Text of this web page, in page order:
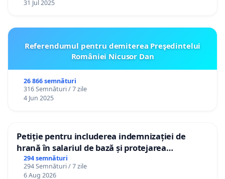
31 Jul 2025
Referendumul pentru demiterea Preşedintelui
României Nicusor Dan
26 866 semnături
316 Semnături / 7 zile
4 Jun 2025
Petiție pentru includerea indemnizației de
hrană în salariul de bază și protejarea
gradațiilor de vechime pentru asistenții
personali
294 semnături
294 Semnături / 7 zile
6 Aug 2026